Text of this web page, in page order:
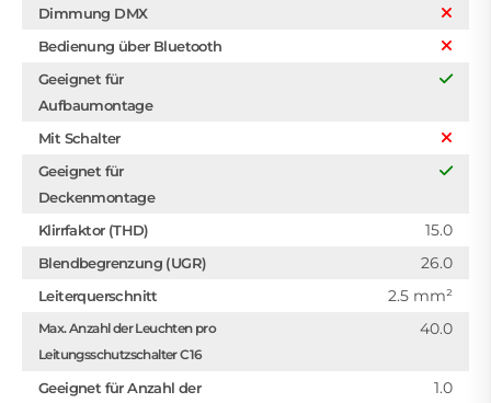
Dimmung DMX
Bedienung über Bluetooth
Geeignet für
Aufbaumontage
Mit Schalter
Geeignet für
Deckenmontage
Klirrfaktor (THD)
15.0
Blendbegrenzung (UGR) 26.0
Leiterquerschnitt 2.5 mm²
Max. Anzahl der Leuchten pro
Leitungsschutzschalter C16
40.0
Geeignet für Anzahl der
1.0